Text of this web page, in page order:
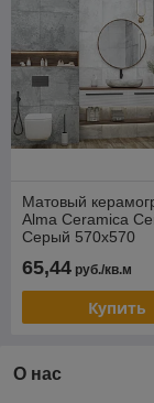
Матовый
Alma Ceramica
Серый 570х570
65,44 руб./кв.м
Купить
О нас